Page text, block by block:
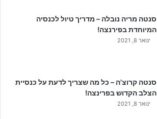
סנטה מריה נובלה – מדריך טיול לכנסיה
המיוחדת בפירנצה!
ינואר 8, 2021
סנטה קרוצ'ה – כל מה שצריך לדעת על כנסיית
הצלב הקדוש בפרינצה!
ינואר 8, 2021